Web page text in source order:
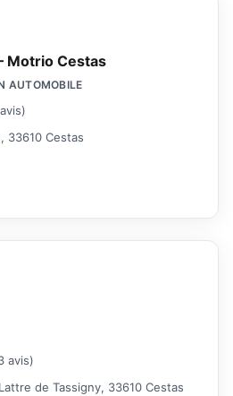
Motrio Cestas
AUTOMOBILE
33610 Cestas
avis)
de Tassigny, 33610 Cestas